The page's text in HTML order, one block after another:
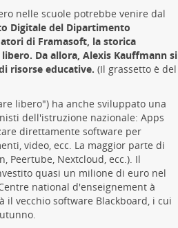
nelle scuole potrebbe venire dal
Digitale del Dipartimento
di Framasoft, la storica
Da allora, Alexis Kauffmann si
risorse educative. (Il grassetto è del
libero") ha anche sviluppato una
dell'istruzione nazionale: Apps
direttamente software per
video, ecc. La maggior parte di
Peertube, Nextcloud, ecc.). Il
quasi un milione di euro nel
national d'enseignement à
vecchio software Blackboard, i cui